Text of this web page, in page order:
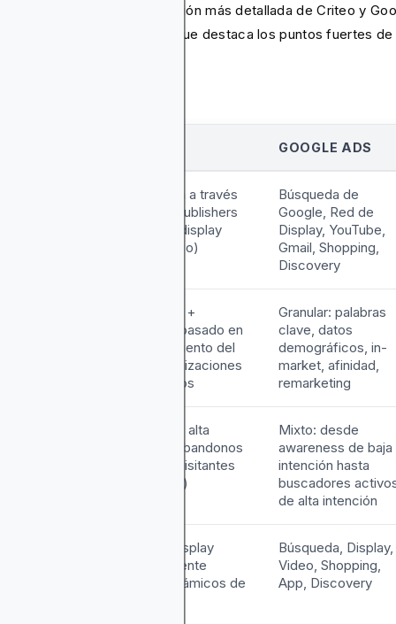
proporcionar una comparación más detallada de Criteo y
aquí hay una tabla general que destaca los puntos fuertes de
GOOGLE ADS
Web abierta a través
de socios publishers
(inventario display
programático)
Búsqueda de
Google, Red de
Display, YouTube,
Gmail, Shopping,
Discovery
Retargeting +
lookalikes; basado en
comportamiento del
sitio y visualizaciones
de productos
Granular: palabras
clave, datos
demográficos, in-
market, afinidad,
remarketing
Usuarios de alta
intención (abandonos
de carrito, visitantes
recurrentes)
Mixto: desde
awareness de baja
intención hasta
buscadores
de alta intención
Anuncios display
(principalmente
banners dinámicos de
Búsqueda, Display,
Video, Shopping,
App, Discovery